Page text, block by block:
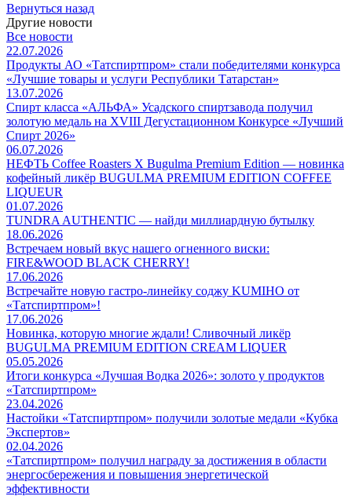
Вернуться назад
Другие новости
Все новости
22.07.2026
Продукты АО «Татспиртпром» стали победителями конкурса
«Лучшие товары и услуги Республики Татарстан»
13.07.2026
Спирт класса «АЛЬФА» Усадского спиртзавода получил
золотую медаль на XVIII Дегустационном Конкурсе «Лучший
Спирт 2026»
06.07.2026
НЕФТЬ Coffee Roasters Х Bugulma Premium Edition — новинка
кофейный ликёр BUGULMA PREMIUM EDITION COFFEE
LIQUEUR
01.07.2026
TUNDRA AUTHENTIC — найди миллиардную бутылку
18.06.2026
Встречаем новый вкус нашего огненного виски:
FIRE&WOOD BLACK CHERRY!
17.06.2026
Встречайте новую гастро-линейку соджу KUMIHO от
«Татспиртпром»!
17.06.2026
Новинка, которую многие ждали! Сливочный ликёр
BUGULMA PREMIUM EDITION CREAM LIQUER
05.05.2026
Итоги конкурса «Лучшая Водка 2026»: золото у продуктов
«Татспиртпром»
23.04.2026
Настойки «Татспиртпром» получили золотые медали «Кубка
Экспертов»
02.04.2026
«Татспиртпром» получил награду за достижения в области
энергосбережения и повышения энергетической
эффективности